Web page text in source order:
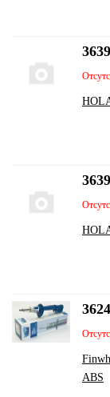
3639
3639
ABS
3624